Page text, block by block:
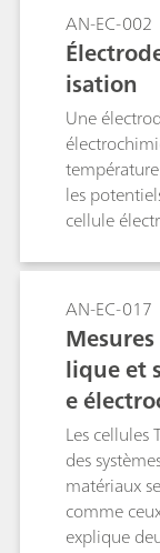
AN-EC-002
isation
Une
les
cellule
d'autres
électrode
d'un
répertorie
utilisées,
AN-EC-017
lique et
e
llules
y
Les cellules
des
matériaux
comme
explique